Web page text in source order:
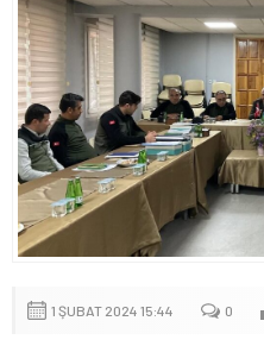
1 ŞUBAT 2024 15:44 0